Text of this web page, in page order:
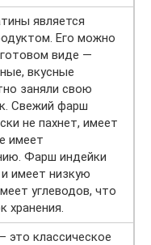
является
Его можно
виде —
вкусные
заняли свою
Свежий фарш
не пахнет, имеет
имеет
Фарш индейки
имеет низкую
углеводов, что
хранения.
классическое